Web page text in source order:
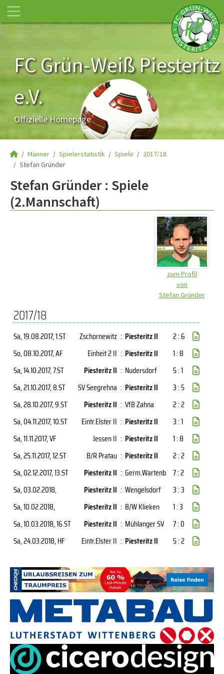
FC Grün-Weiß Piesteritz
e.V.
Offizielle Homepage
Männer Spielerstatistik Spiele
2017/18
Stefan Gründer
Stefan Gründer : Spiele
(2.Mannschaft)
zum Profil
von
Stefan Gründer
2017/18
Sa, 19.08.2017, 1.ST Zschornewitz : Piesteritz II
2 : 6
So, 08.10.2017, AF Einheit 2 II : Piesteritz II
1 : 8
Sa, 14.10.2017, 7.ST Piesteritz II : Nudersdorf
5 : 1
Sa, 21.10.2017, 8.ST SV Seegrehna : Piesteritz II
3 : 5
Sa, 28.10.2017, 9.ST Piesteritz II : VfB Zahna
2 : 2
Sa, 04.11.2017, 10.ST Eintr.Elster II : Piesteritz II
3 : 1
Sa, 11.11.2017, VF Jessen II : Piesteritz II
1 : 8
Sa, 25.11.2017, 12.ST B/R Pratau : Piesteritz II
2 : 2
Sa, 02.12.2017, 13.ST Piesteritz II : Germ.Wartenb 7 : 2
Sa, 03.02.2018, Piesteritz II : Wengelsdorf
3 : 3
Sa, 10.02.2018, Piesteritz II : B/W Klieken
1 : 3
Sa, 10.03.2018, 16.ST Piesteritz II : Mühlanger SV
7 : 0
Sa, 24.03.2018, HF Eintr.Elster II : Piesteritz II 5 : 2